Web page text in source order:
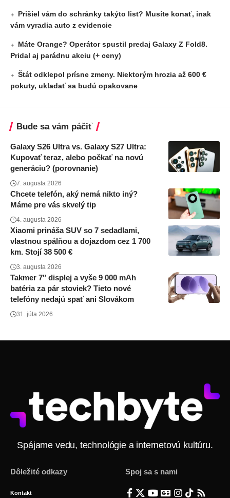
Prišiel vám do schránky takýto list? Musíte konať, inak
vám vyradia auto z evidencie
Máte Orange? Operátor spustil predaj Galaxy Z Fold8.
Pridal aj parádnu akciu (+ ceny)
Štát odklepol prísne zmeny. Niektorým hrozia až 600 €
pokuty, ukladať sa budú opakovane
Bude sa vám páčiť
Galaxy S26 Ultra vs. Galaxy S27 Ultra:
Kupovať teraz, alebo počkať na novú
generáciu? (porovnanie)
7. augusta 2026
Chcete telefón, aký nemá nikto iný?
Máme pre vás skvelý tip
4. augusta 2026
Xiaomi prináša SUV so 7 sedadlami,
vlastnou spálňou a dojazdom cez 1 700
km. Stojí 38 500 €
3. augusta 2026
Takmer 7″ displej a vyše 9 000 mAh
batéria za pár stoviek? Tieto nové
telefóny nedajú spať ani Slovákom
31. júla 2026
Spájame vedu, technológie a internetovú kultúru.
Dôležité odkazy
Kontakt
Spoj sa s nami